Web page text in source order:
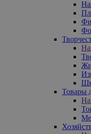
Товары